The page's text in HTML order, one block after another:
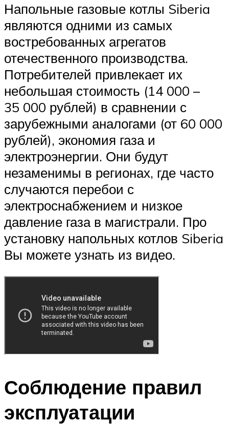
Напольные газовые котлы Siberia
являются одними из самых
востребованных агрегатов
отечественного производства.
Потребителей привлекает их
небольшая стоимость (14 000 –
35 000 рублей) в сравнении с
зарубежными аналогами (от 60 000
рублей), экономия газа и
электроэнергии. Они будут
незаменимы в регионах, где часто
случаются перебои с
электроснабжением и низкое
давление газа в магистрали. Про
установку напольных котлов Siberia
Вы можете узнать из видео.
Соблюдение правил
эксплуатации